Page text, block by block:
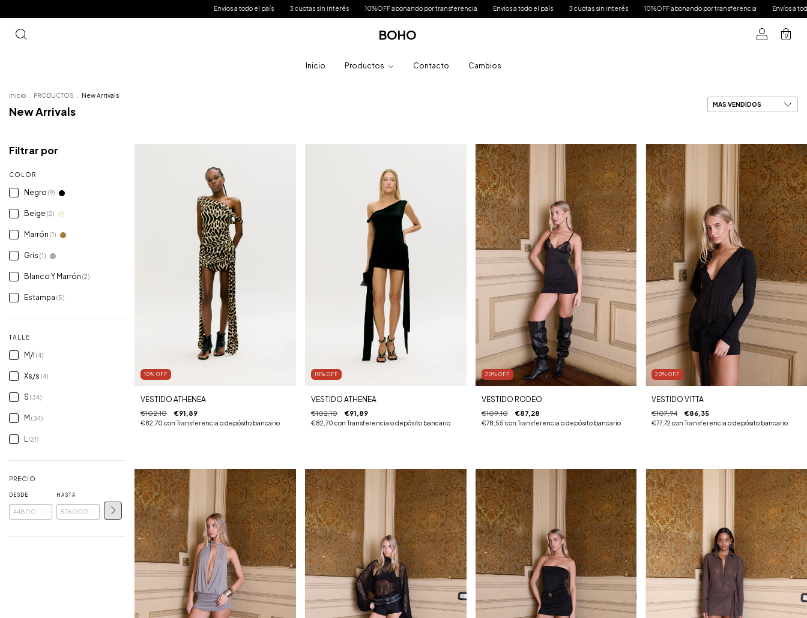
3 cuotas sin interés 10%OFF abonando por transferencia Envíos a todo el país 3 cuotas sin interés 10%OFF abonando por transferencia Envíos a todo el país 3 cuotas sin interés
BOHO 0
Inicio Productos Contacto Cambios
Inicio PRODUCTOS New Arrivals
New Arrivals
Filtrar por
COLOR
Negro (9)
Beige (2)
Marrón (1)
Gris (1)
Blanco Y Marrón (2)
Estampa (5)
TALLE
M/l (4)
Xs/s (4)
S (34)
M (34)
L(21)
PRECIO
DESDE HASTA
10% OFF
VESTIDO ATHENEA
€102,10 €91,89
€82,70 con Transferencia o depósito bancario
10% OFF
VESTIDO ATHENEA
€102,10 €91,89
€82,70 con Transferencia o depósito bancario
20% OFF
VESTIDO RODEO
€109,10 €87,28
€78,55 con Transferencia o depósito bancario
20%OFF
VESTIDO VITTA
€107,94 €86,35
€77,72con Transferencia o depósito bancario